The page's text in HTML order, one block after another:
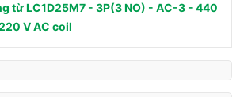
từ LC1D25M7 - 3P(3 NO) - AC-3 - 440
V AC coil